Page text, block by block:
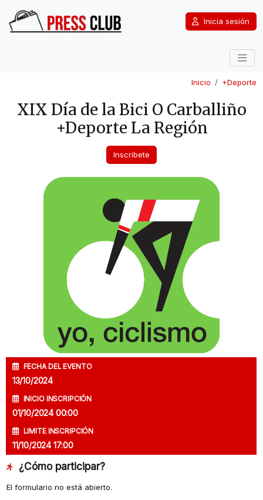
Inicia sesión
Inicio +Deporte
XIX Día de la Bici O Carballiño
+Deporte La Región
Inscríbete
FECHA DEL EVENTO
13/10/2024
INICIO INSCRIPCIÓN
01/10/2024 00:00
LIMITE INSCRIPCIÓN
11/10/2024 17:00
¿Cómo participar?
El formulario no está abierto.